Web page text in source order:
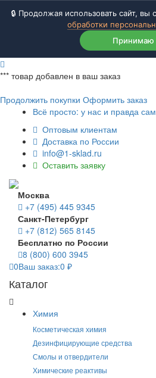
🔒 Продолжая использовать сайт, вы
обработки
Принимаю
*** товар добавлен в ваш заказ
Продолжить покупки Оформить заказ
Всё просто: у нас и правда
Оптовым клиентам
Доставка по России
info@1-sklad.ru
Оставить заявку
Москва
+7 (495) 445 9345
Санкт-Петербург
+7 (812) 565 8145
Бесплатно по России
8 (800) 600 3945
0Ваш заказ:0 ₽
Каталог
Химия
Косметическая химия
Дезинфицирующие средства
Смолы и отвердители
Химические реактивы